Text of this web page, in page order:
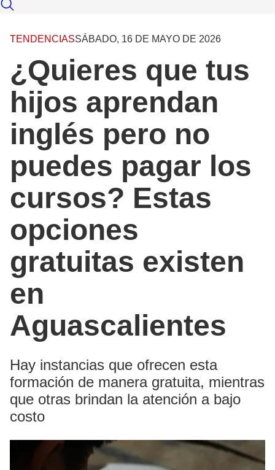
TENDENCIASSÁBADO, 16 DE MAYO DE 2026
¿Quieres que tus
hijos aprendan
inglés pero no
puedes pagar los
cursos? Estas
opciones
gratuitas existen
en
Aguascalientes
Hay instancias que ofrecen esta
formación de manera gratuita, mientras
que otras brindan la atención a bajo
costo